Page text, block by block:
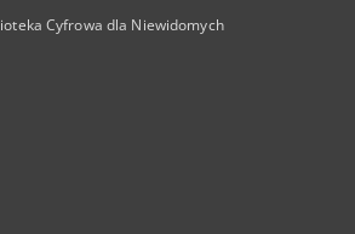
Cyfrowa dla Niewidomych